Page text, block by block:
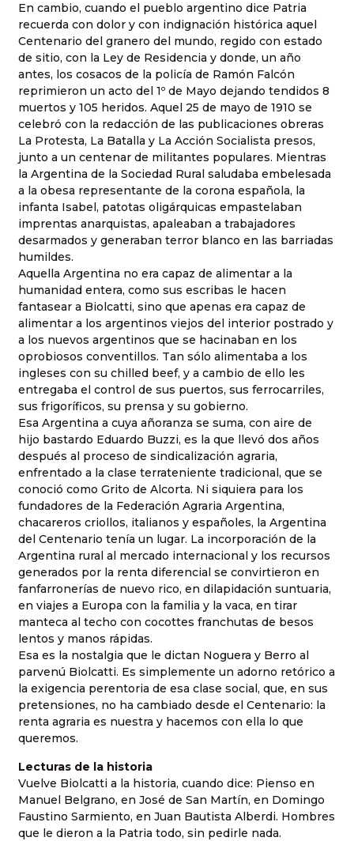
En cambio, cuando el pueblo argentino dice Patria
recuerda con dolor y con indignación histórica aquel
Centenario del granero del mundo, regido con estado
de sitio, con la Ley de Residencia y donde, un año
antes, los cosacos de la policía de Ramón Falcón
reprimieron un acto del 1º de Mayo dejando tendidos 8
muertos y 105 heridos. Aquel 25 de mayo de 1910 se
celebró con la redacción de las publicaciones obreras
La Protesta, La Batalla y La Acción Socialista presos,
junto a un centenar de militantes populares. Mientras
la Argentina de la Sociedad Rural saludaba embelesada
a la obesa representante de la corona española, la
infanta Isabel, patotas oligárquicas empastelaban
imprentas anarquistas, apaleaban a trabajadores
desarmados y generaban terror blanco en las barriadas
humildes.
Aquella Argentina no era capaz de alimentar a la
humanidad entera, como sus escribas le hacen
fantasear a Biolcatti, sino que apenas era capaz de
alimentar a los argentinos viejos del interior postrado y
a los nuevos argentinos que se hacinaban en los
oprobiosos conventillos. Tan sólo alimentaba a los
ingleses con su chilled beef, y a cambio de ello les
entregaba el control de sus puertos, sus ferrocarriles,
sus frigoríficos, su prensa y su gobierno.
Esa Argentina a cuya añoranza se suma, con aire de
hijo bastardo Eduardo Buzzi, es la que llevó dos años
después al proceso de sindicalización agraria,
enfrentado a la clase terrateniente tradicional, que se
conoció como Grito de Alcorta. Ni siquiera para los
fundadores de la Federación Agraria Argentina,
chacareros criollos, italianos y españoles, la Argentina
del Centenario tenía un lugar. La incorporación de la
Argentina rural al mercado internacional y los recursos
generados por la renta diferencial se convirtieron en
fanfarronerías de nuevo rico, en dilapidación suntuaria,
en viajes a Europa con la familia y la vaca, en tirar
manteca al techo con cocottes franchutas de besos
lentos y manos rápidas.
Esa es la nostalgia que le dictan Noguera y Berro al
parvenú Biolcatti. Es simplemente un adorno retórico a
la exigencia perentoria de esa clase social, que, en sus
pretensiones, no ha cambiado desde el Centenario: la
renta agraria es nuestra y hacemos con ella lo que
queremos.
Lecturas de la historia
Vuelve Biolcatti a la historia, cuando dice: Pienso en
Manuel Belgrano, en José de San Martín, en Domingo
Faustino Sarmiento, en Juan Bautista Alberdi. Hombres
que le dieron a la Patria todo, sin pedirle nada.